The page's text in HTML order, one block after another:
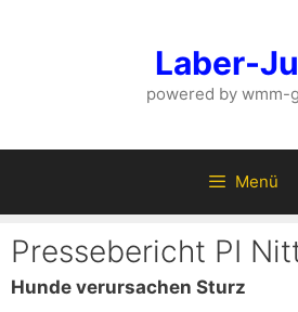
Laber-
powered by wmm-
Menü
Pressebericht PI
Hunde verursachen Sturz